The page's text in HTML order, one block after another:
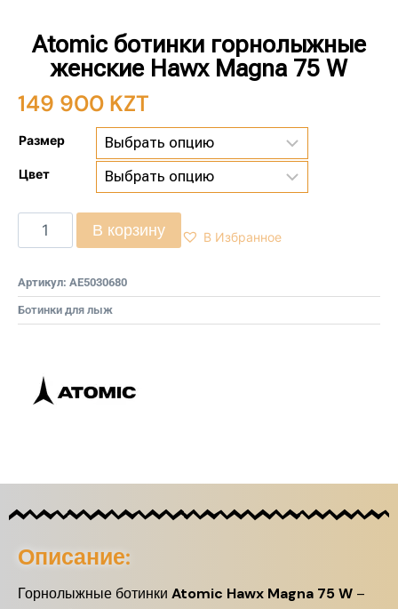
Atomic ботинки горнолыжные
женские Hawx Magna 75 W
149 900 KZT
Размер
Цвет
В корзину В Избранное
Артикул: AE5030680
Ботинки для лыж
Описание:
Горнолыжные ботинки Atomic Hawx Magna 75 W –